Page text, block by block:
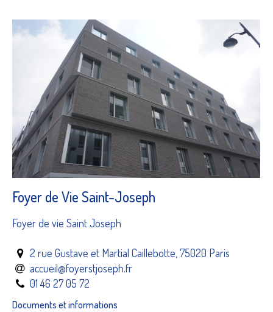
Foyer de Vie Saint-Joseph
Foyer de vie Saint Joseph
2 rue Gustave et Martial Caillebotte, 75020 Paris
accueil@foyerstjoseph.fr
01 46 27 05 72
Documents et informations